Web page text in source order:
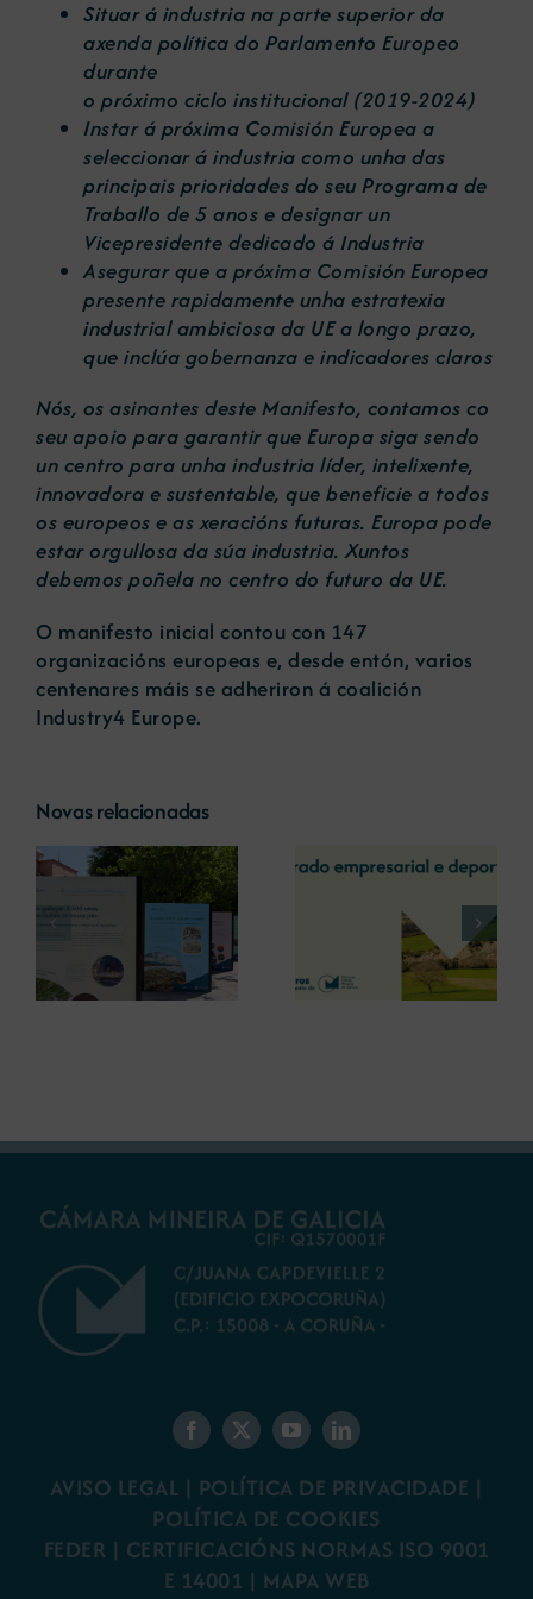
Situar á industria na parte superior da
axenda política do Parlamento Europeo
durante
o próximo ciclo institucional (2019-2024)
Instar á próxima Comisión Europea a
seleccionar á industria como unha das
principais prioridades do seu Programa de
Traballo de 5 anos e designar un
Vicepresidente dedicado á Industria
Asegurar que a próxima Comisión Europea
presente rapidamente unha estratexia
industrial ambiciosa da UE a longo prazo,
que inclúa gobernanza e indicadores claros
Nós, os asinantes deste Manifesto, contamos co
seu apoio para garantir que Europa siga sendo
un centro para unha industria líder, intelixente,
innovadora e sustentable, que beneficie a todos
os europeos e as xeracións futuras. Europa pode
estar orgullosa da súa industria. Xuntos
debemos poñela no centro do futuro da UE.
O manifesto inicial contou con 147
organizacións europeas e, desde entón, varios
centenares máis se adheriron á coalición
Industry4 Europe.
Novas relacionadas
A COMG reúne a
dous líderes
empresarias con
motivo do seu
Centenario para
debater sobre o
A OIPE e o
CRETUS
presentan as
últimas
innovacións en
restauración
AVISO LEGAL | POLÍTICA DE PRIVACIDADE |
POLÍTICA DE COOKIES
FEDER | CERTIFICACIÓNS NORMAS ISO 9001
E 14001 | MAPA WEB